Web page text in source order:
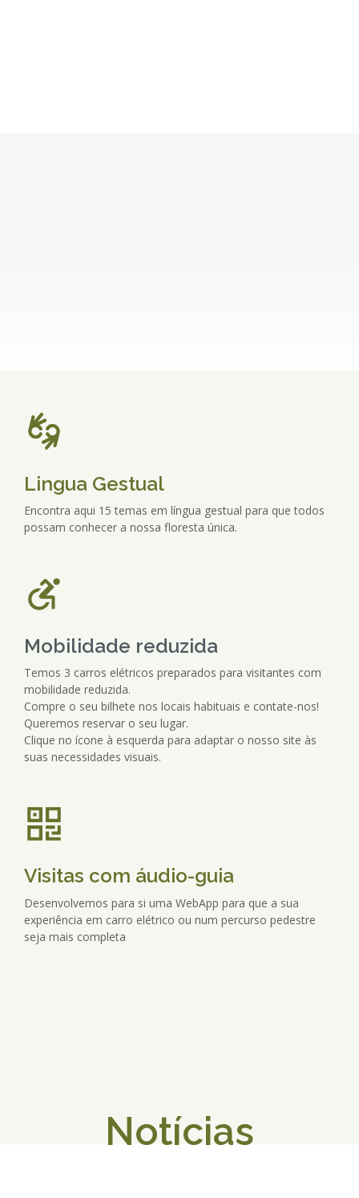
Lingua Gestual
Encontra aqui 15 temas em língua gestual para que todos
possam conhecer a nossa floresta única.
Mobilidade reduzida
Temos 3 carros elétricos preparados para visitantes com
mobilidade reduzida.
Compre o seu bilhete nos locais habituais e contate-nos!
Queremos reservar o seu lugar.
Clique no ícone à esquerda para adaptar o nosso site às
suas necessidades visuais.
Visitas com áudio-guia
Desenvolvemos para si uma WebApp para que a sua
experiência em carro elétrico ou num percurso pedestre
seja mais completa
Notícias